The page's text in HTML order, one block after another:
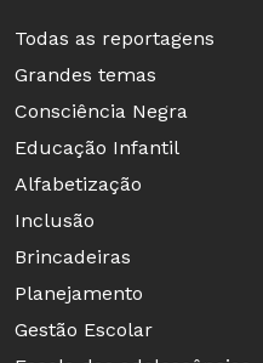
Todas as reportagens
Grandes temas
Consciência Negra
Educação Infantil
Alfabetização
Inclusão
Brincadeiras
Planejamento
Gestão Escolar